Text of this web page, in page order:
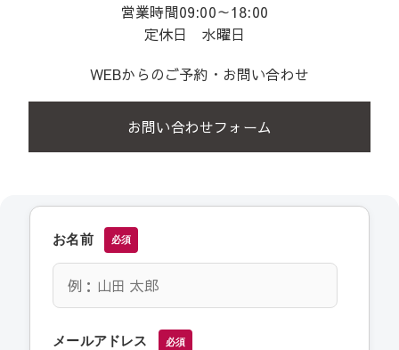
営業時間09:00～18:00
定休日 水曜日
WEBからのご予約・お問い合わせ
お問い合わせフォーム
お名前 必須
メールアドレス 必須